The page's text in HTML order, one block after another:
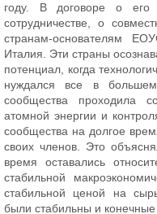
году. В договоре о его
сотрудничестве, о
странам-основателям
Италия. Эти страны
потенциал, когда
нуждался все в
сообщества проходила
атомной энергии и
сообщества на долгое
своих членов. Это
время оставались
стабильной
стабильной ценой на
были стабильны и